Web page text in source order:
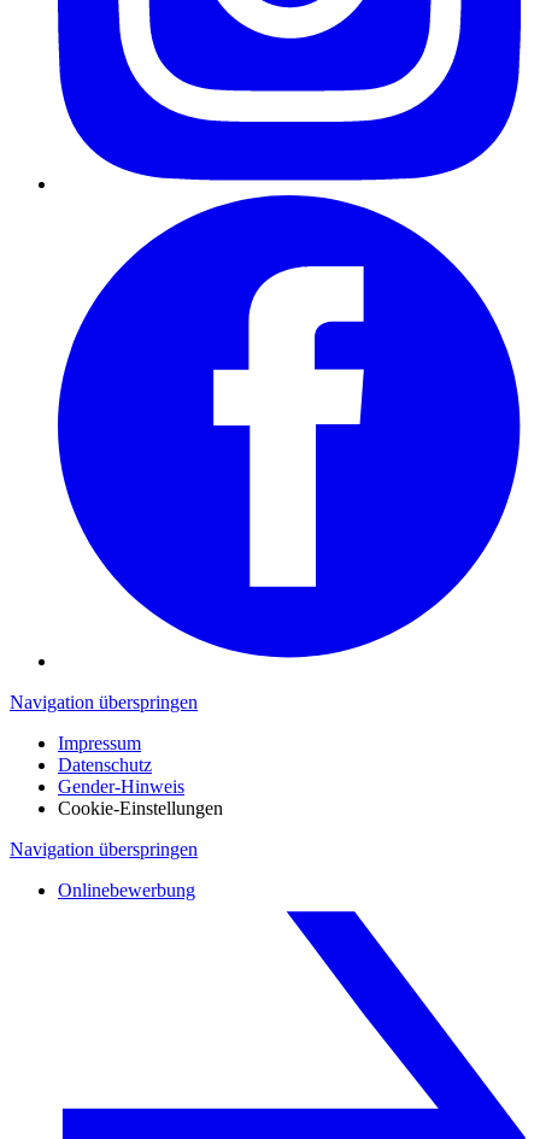
Navigation überspringen
Impressum
Datenschutz
Gender-Hinweis
Cookie-Einstellungen
Navigation überspringen
Onlinebewerbung